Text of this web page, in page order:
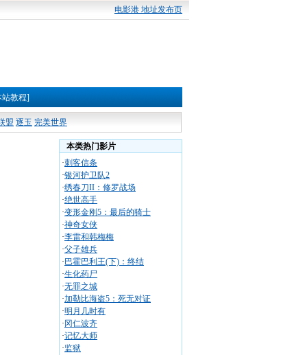
电影港 地址发布页
站教程]
盟 逐玉 完美世界
本类热门影片
·刺客信条
·银河护卫队2
·绣春刀II：修罗战场
·绝世高手
·变形金刚5：最后的骑士
·神奇女侠
·李雷和韩梅梅
·父子雄兵
· 巴霍巴利王(下)：终结
·生化药尸
·无罪之城
·加勒比海盗5：死无对证
·明月几时有
· 冈仁波齐
·记忆大师
·监狱